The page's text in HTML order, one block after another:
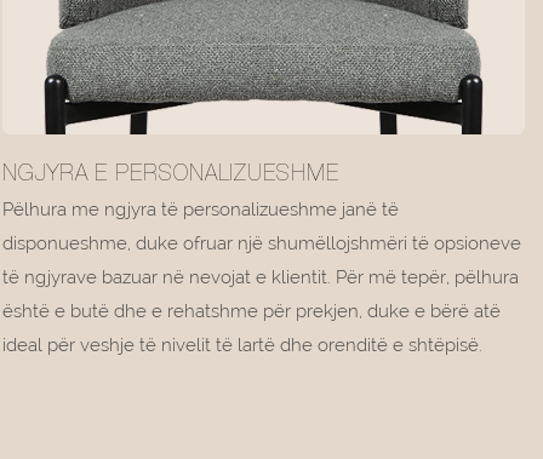
NGJYRA E PERSONALIZUESHME
Pëlhura me ngjyra të personalizueshme janë të
disponueshme, duke ofruar një shumëllojshmëri të opsioneve
të ngjyrave bazuar në nevojat e klientit. Për më tepër, pëlhura
është e butë dhe e rehatshme për prekjen, duke e bërë atë
ideal për veshje të nivelit të lartë dhe orenditë e shtëpisë.